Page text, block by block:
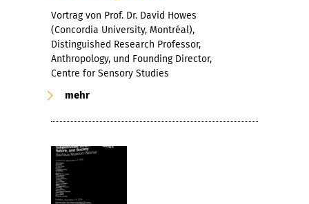
Vortrag von Prof. Dr. David Howes
(Concordia University, Montréal),
Distinguished Research Professor,
Anthropology, und Founding Director,
Centre for Sensory Studies
mehr